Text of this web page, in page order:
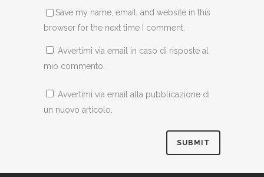
Save my name, email, and website in this
browser for the next time I comment.
Avvertimi via email in caso di risposte al
mio commento.
Avvertimi via email alla pubblicazione di
un nuovo articolo.